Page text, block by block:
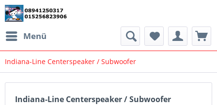
Menü
Indiana-Line Centerspeaker / Subwoofer
Indiana-Line Centerspeaker / Subwoofer